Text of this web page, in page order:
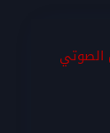
الصوتي